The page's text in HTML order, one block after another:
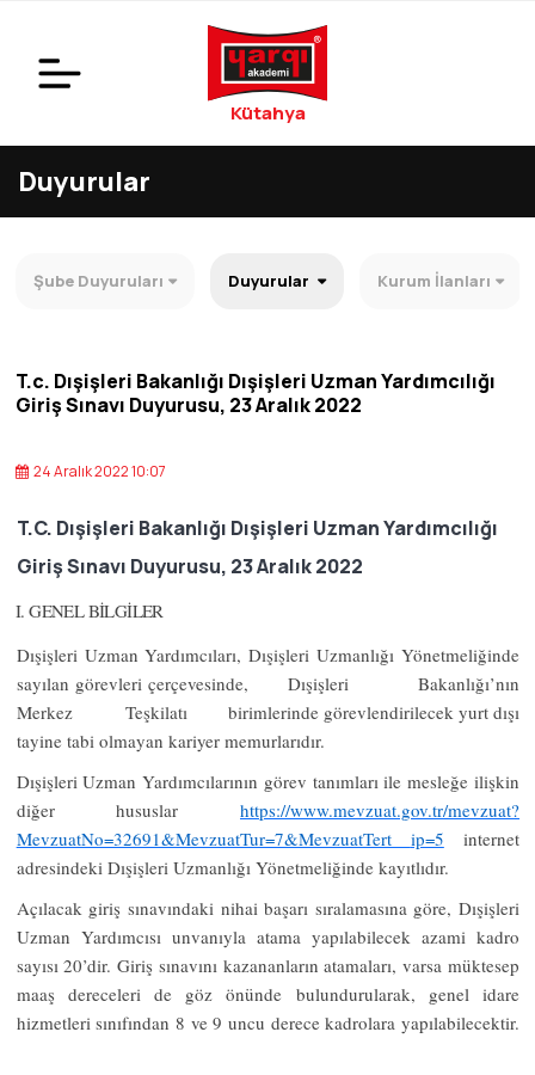
Kütahya
Duyurular
Şube Duyuruları Duyurular Kurum İlanları
T.c. Dışişleri Bakanlığı Dışişleri Uzman Yardımcılığı
Giriş Sınavı Duyurusu, 23 Aralık 2022
24 Aralık 2022 10:07
T.C. Dışişleri Bakanlığı Dışişleri Uzman Yardımcılığı
Giriş Sınavı Duyurusu, 23 Aralık 2022
I. GENEL BİLGİLER
Dışişleri Uzman Yardımcıları, Dışişleri Uzmanlığı Yönetmeliğinde
sayılan görevleri çerçevesinde, Dışişleri Bakanlığı’nın
Merkez Teşkilatı birimlerinde görevlendirilecek yurt dışı
tayine tabi olmayan kariyer memurlarıdır.
Dışişleri Uzman Yardımcılarının görev tanımları ile mesleğe ilişkin
diğer hususlar https://www.mevzuat.gov.tr/mevzuat?
MevzuatNo=32691&MevzuatTur=7&MevzuatTert ip=5
internet
adresindeki Dışişleri Uzmanlığı Yönetmeliğinde kayıtlıdır.
Açılacak giriş sınavındaki nihai başarı sıralamasına göre, Dışişleri
Uzman Yardımcısı unvanıyla atama yapılabilecek azami kadro
sayısı 20’dir. Giriş sınavını kazananların atamaları, varsa müktesep
maaş dereceleri de göz önünde bulundurularak, genel idare
hizmetleri sınıfından 8 ve 9 uncu derece kadrolara yapılabilecektir.